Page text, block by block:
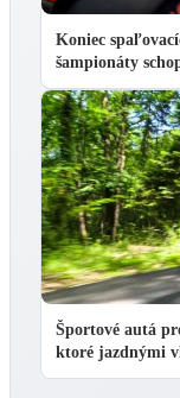
Koniec
šampionáty
Športové autá
ktoré jazdnými